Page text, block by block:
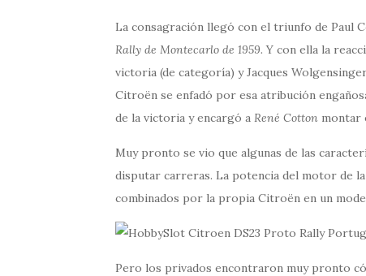
La consagración llegó con el triunfo de Paul
Rally de Montecarlo de 1959. Y con ella la
victoria (de categoría) y Jacques
Citroën se enfadó por esa atribución
de la victoria y encargó a René Cotton montar
Muy pronto se vio que algunas de las
disputar carreras. La potencia del motor de la
combinados por la propia Citroën en un
Pero los privados encontraron muy pronto